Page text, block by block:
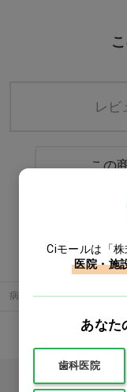
レビ
この
病院 衛生材料 ア
カタ
Ciモールは「
医院・施
あなた
歯科医院